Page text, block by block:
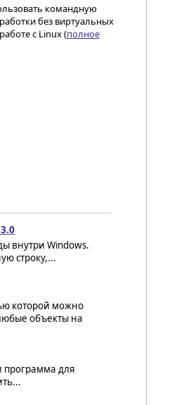
командную
без виртуальных
с Linux (полное
внутри Windows.
строку,...
которой можно
объекты на
программа для